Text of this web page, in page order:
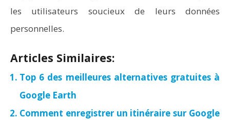
les utilisateurs soucieux de leurs données
personnelles.
Articles Similaires:
Top 6 des meilleures alternatives gratuites à
Google Earth
Comment enregistrer un itinéraire sur Google